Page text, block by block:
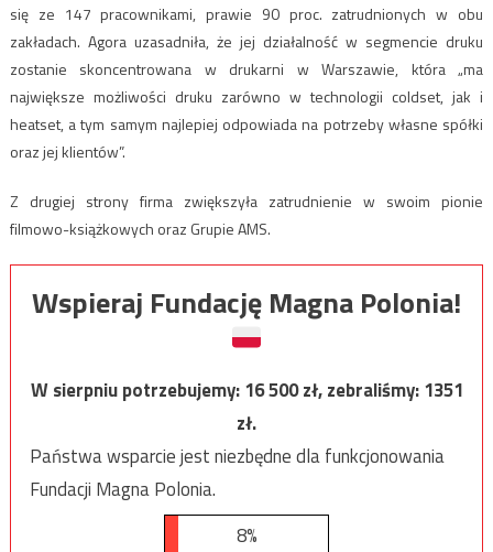
się ze 147 pracownikami, prawie 90 proc. zatrudnionych w obu
zakładach. Agora uzasadniła, że jej działalność w segmencie druku
zostanie skoncentrowana w drukarni w Warszawie, która „ma
największe możliwości druku zarówno w technologii coldset, jak i
heatset, a tym samym najlepiej odpowiada na potrzeby własne spółki
oraz jej klientów”.
Z drugiej strony firma zwiększyła zatrudnienie w swoim pionie
filmowo-książkowych oraz Grupie AMS.
Wspieraj Fundację Magna Polonia!
W sierpniu potrzebujemy:16 500zł, zebraliśmy:1351
zł.
Państwa wsparcie jest niezbędne dla funkcjonowania
Fundacji Magna Polonia.
8%